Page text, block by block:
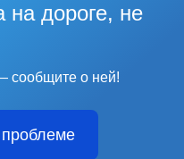
на дороге, не
сообщите о ней!